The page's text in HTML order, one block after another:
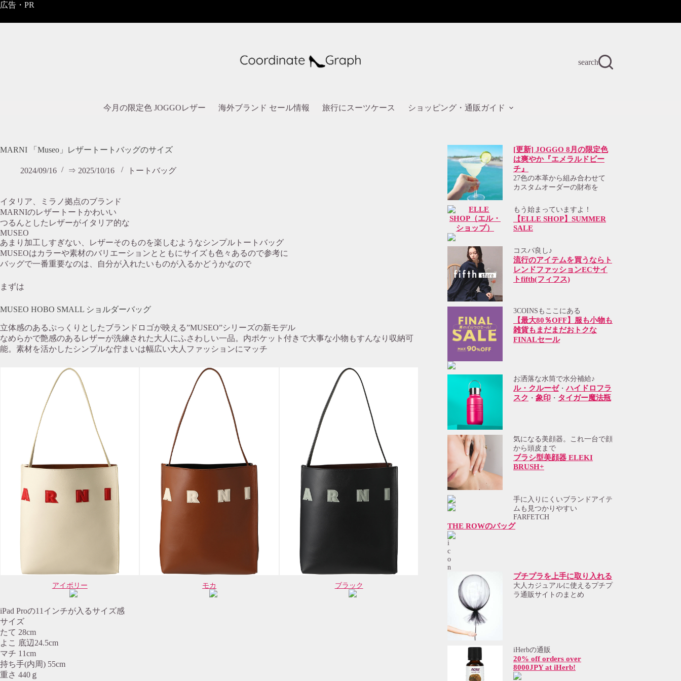
コ
テ
広告・PR
search
今月の限定色 JOGGOレザー 海外ブランド セール情報 旅行にスーツケース ショッピング・通販ガイド
MARNI 「Museo」レザートートバッグのサイズ
2024/09/16 ⇒ 2025/10/16 トートバッグ
イタリア、ミラノ拠点のブランド
MARNIのレザートートかわいい
つるんとしたレザーがイタリア的な
MUSEO
あまり加工しすぎない、レザーそのものを楽しむようなシンプルトートバッグ
MUSEOはカラーや素材のバリエーションとともにサイズも色々あるので参考に
バッグで一番重要なのは、自分が入れたいものが入るかどうかなので
まずは
MUSEO HOBO SMALL ショルダーバッグ
立体感のあるぷっくりとしたブランドロゴが映える”MUSEO”シリーズの新モデル
なめらかで艶感のあるレザーが洗練された大人にふさわしい一品。内ポケット付きで大事な小物もすんなり収納可
能。素材を活かしたシンプルな佇まいは幅広い大人ファッションにマッチ
アイボリー モカ ブラック
iPad Proの11インチが入るサイズ感
サイズ
たて 28cm
よこ 底辺24.5cm
マチ 11cm
持ち手(内周) 55cm
重さ 440ｇ
[更新] JOGGO 8月の限定色
は爽やか『エメラルドビー
チ』
27色の本革から組み合わせて
カスタムオーダーの財布を
もう始まっていますよ！
【ELLE SHOP】SUMMER
SALE
コスパ良し♪
流行のアイテムを買うならト
レンドファッションECサイ
トfifth(フィフス)
3COINSもここにある
【最大80％OFF】服も小物も
雑貨もまだまだおトクな
FINALセール
お洒落な水筒で水分補給♪
ル・クルーゼ・ハイドロフラ
スク ・象印 ・ タイガー魔法瓶
気になる美顔器。これ一台で顔
から頭皮まで
ブラシ型美顔器 ELEKI
BRUSH+
手に入りにくいブランドアイテ
ムも見つかりやすい
FARFETCH
THE ROWのバッグ
プチプラを上手に取り入れる
大人カジュアルに使えるプチプ
ラ通販サイトのまとめ
iHerbの通販
20% off orders over
8000JPY at iHerb!